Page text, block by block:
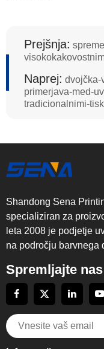
Prejšnja:
Naprej: dvojčka-
primerjava-med-
tradicionalnimi-
Shandong Sena
specializiran za
leta 2008 je podjetje
na področju barvnega
Spremljajte nas